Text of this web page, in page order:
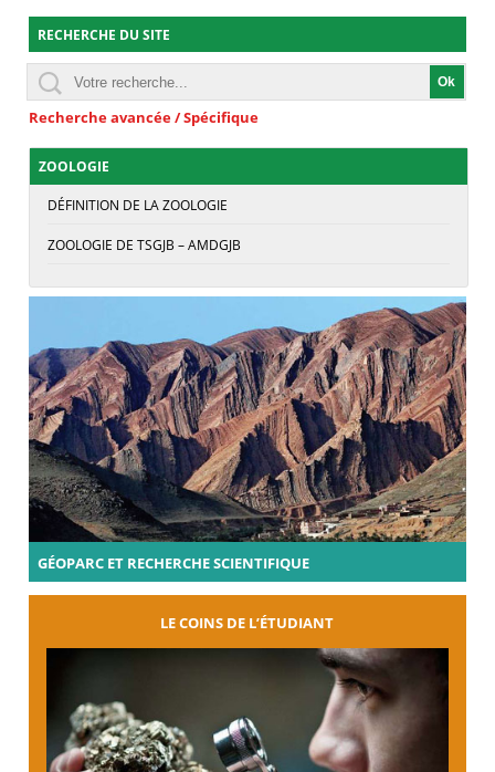
RECHERCHE DU SITE
Recherche avancée / Spécifique
ZOOLOGIE
DÉFINITION DE LA ZOOLOGIE
ZOOLOGIE DE TSGJB – AMDGJB
GÉOPARC ET RECHERCHE SCIENTIFIQUE
LE COINS DE L’ÉTUDIANT